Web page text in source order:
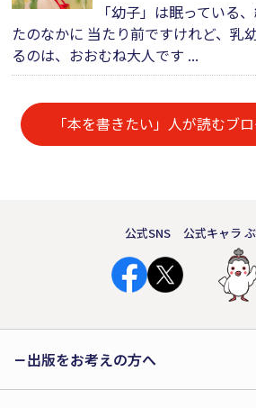
「幼子」は眠っている
たのなかに 当たり前ですけれど、乳
るのは、おおむね大人です ...
「本を書きたい」人が読むブ
公式SNS 公式キャラ
出版をお考えの方へ